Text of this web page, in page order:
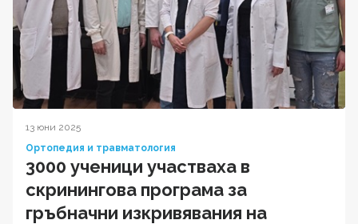
13 юни 2025
Ортопедия и травматология
3000 ученици участваха в
скринингова програма за
гръбначни изкривявания на